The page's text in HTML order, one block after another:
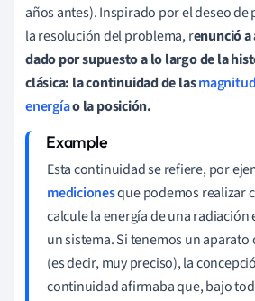
años antes). Inspirado por el deseo de
la resolución del problema, renunció a
dado por supuesto a lo largo de la
clásica: la continuidad de las
energíao la posición.
Esta continuidad se refiere, por
medicionesque podemos realizar
calcule la energía de una
un sistema. Si tenemos un
(es decir, muy preciso), la
continuidad afirmaba que, bajo